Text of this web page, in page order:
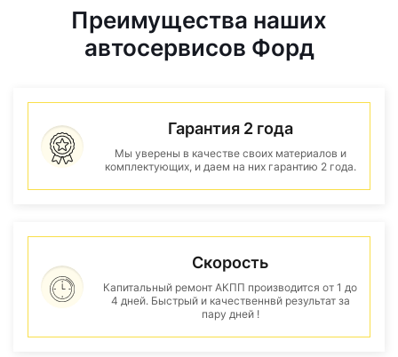
Преимущества наших
автосервисов Форд
Гарантия 2 года
Мы уверены в качестве своих материалов и
комплектующих, и даем на них гарантию 2 года.
Скорость
Капитальный ремонт АКПП производится от 1 до
4 дней. Быстрый и качественнвй результат за
пару дней !